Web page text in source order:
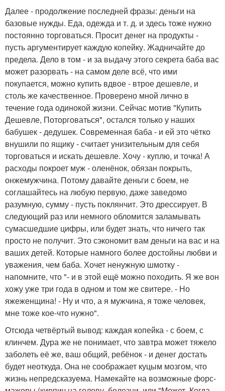
Далее - продолжение последней фразы: деньги на
базовые нужды. Еда, одежда и т. д. и здесь тоже нужно
постоянно торговаться. Просит денег на продукты -
пусть аргументирует каждую копейку. Жадничайте до
предела. Дело в том - и за выдачу этого секрета баба вас
может разорвать - на самом деле всё, что ими
покупается, можно купить вдвое - втрое дешевле, и
столь же качественное. Проверено мной лично в
течение года одинокой жизни. Сейчас мотив "Купить
Дешевле, Поторговаться", остался только у наших
бабушек - дедушек. Современная баба - и ей это чётко
внушили по ящику - считает унизительным для себя
торговаться и искать дешевле. Хочу - куплю, и точка! А
расходы покроет муж - оленёнок, обязан покрыть,
онжемужчина. Потому давайте деньги с боем, не
соглашайтесь на любую первую, даже заведомо
разумную, сумму - пусть поклянчит. Это дрессирует. В
следующий раз или немного обломится заламывать
сумасшедшие цифры, или будет знать, что ничего так
просто не получит. Это сэкономит вам деньги на вас и на
ваших детей. Которые намного более достойны любви и
уважения, чем баба. Хочет ненужную шмотку -
напомните, что "- и в этой ещё можно походить. Я же вон
хожу уже три года в одном и том же свитере. - Но
яжеженщина! - Ну и что, а я мужчина, я тоже человек,
мне тоже кое-что нужно".
Отсюда четвёртый вывод: каждая копейка - с боем, с
клинчем. Дура же не понимает, что завтра может тяжело
заболеть её же, ваш общий, ребёнок - и денег достать
будет неоткуда. Она не соображает куцым мозгом, что
жизнь непредсказуема. Намекайте на возможные форс-